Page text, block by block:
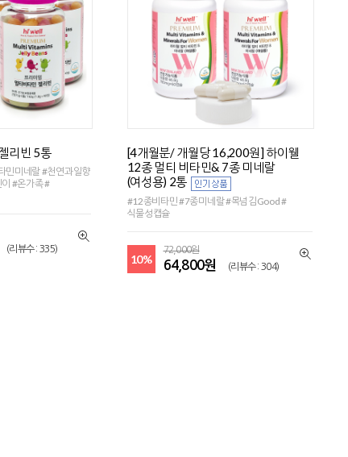
리빈 5통
민미네랄 #천연과일향
#온가족 #
(리뷰수 : 335)
[4개월분/ 개월당 16,200원] 하이웰
12종 멀티 비타민& 7종 미네랄
(여성용) 2통
#12종비타민 #7종미네랄 #목넘김Good #
식물성캡슐
10%
72,000원
64,800원 (리뷰수 : 304)